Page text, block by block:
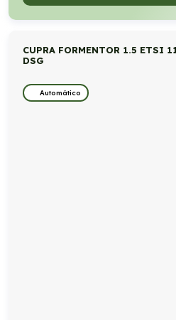
CUPRA FORMENTOR 1.5 ETSI
DSG
Automático